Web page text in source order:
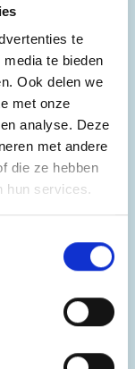
te
te bieden
Ook delen we
met onze
analyse. Deze
met andere
die ze hebben
hun services.
in het
deze
praktijk
biedt het
en
te
te
is.
voor
enorm